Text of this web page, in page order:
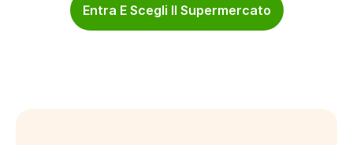
Entra E Scegli Il Supermercato